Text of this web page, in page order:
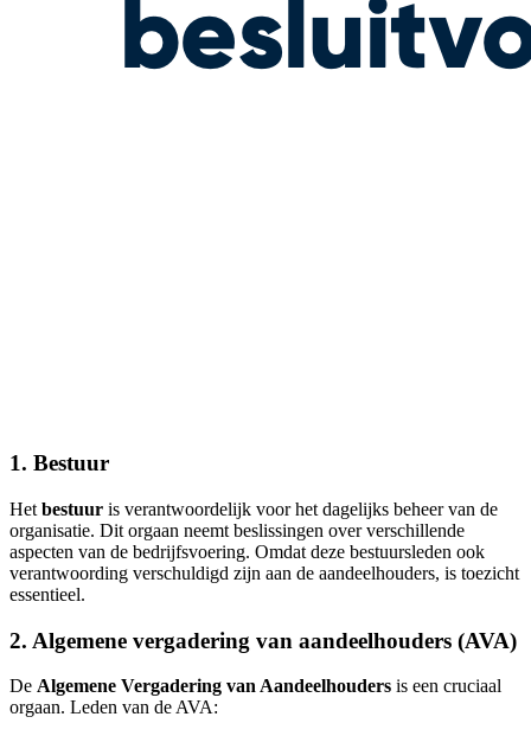
1. Bestuur
Het bestuur is verantwoordelijk voor het dagelijks beheer van de
organisatie. Dit orgaan neemt beslissingen over verschillende
aspecten van de bedrijfsvoering. Omdat deze bestuursleden ook
verantwoording verschuldigd zijn aan de aandeelhouders, is toezicht
essentieel.
2. Algemene vergadering van aandeelhouders (AVA)
De Algemene Vergadering van Aandeelhouders is een cruciaal
orgaan. Leden van de AVA: